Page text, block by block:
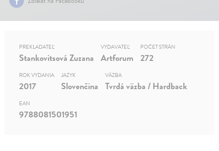
PREKLADATEĽ
Stankovitsová Zuzana
VYDAVATEĽ
Artforum
POČET STRÁN
272
ROK VYDANIA
2017
JAZYK
Slovenčina
VÄZBA
Tvrdá väzba / Hardback
EAN
9788081501951